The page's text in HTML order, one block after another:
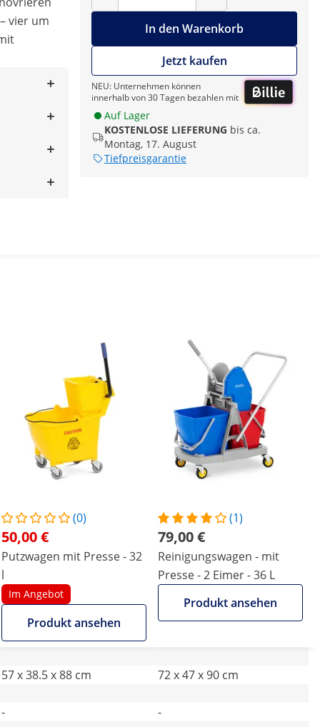
In den Warenkorb
Jetzt kaufen
NEU: Unternehmen können
innerhalb von 30 Tagen bezahlen mit
Auf Lager
KOSTENLOSE LIEFERUNG bis ca.
Montag, 17. August
Tiefpreisgarantie
vier um
(0)
50,00 €
Putzwagen mit Presse - 32
l
Im Angebot
Produkt ansehen
(1)
79,00 €
Reinigungswagen - mit
Presse - 2 Eimer - 36 L
Produkt ansehen
57 x 38.5 x 88 cm
72 x 47 x 90 cm
-
-